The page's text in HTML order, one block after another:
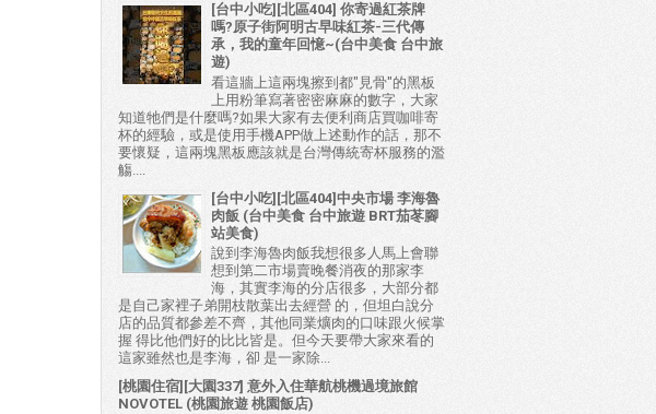
[台中小吃][北區404] 你寄過紅茶牌
嗎?原子街阿明古早味紅茶-三代傳
承，我的童年回憶~(台中美食 台中旅
遊)
看這牆上這兩塊擦到都"見骨"的黑板
上用粉筆寫著密密麻麻的數字，大家
知道牠們是什麼嗎?如果大家有去便利商店買咖啡寄
杯的經驗，或是使用手機APP做上述動作的話，那不
要懷疑，這兩塊黑板應該就是台灣傳統寄杯服務的濫
觴....
[台中小吃][北區404]中央市場 李海魯
肉飯 (台中美食 台中旅遊 BRT茄苳腳
站美食)
說到李海魯肉飯我想很多人馬上會聯
想到第二市場賣晚餐消夜的那家李
海，其實李海的分店很多，大部分都
是自己家裡子弟開枝散葉出去經營 的，但坦白說分
店的品質都參差不齊，其他同業爌肉的口味跟火候掌
握 得比他們好的比比皆是。但今天要帶大家來看的
這家雖然也是李海，卻 是一家除...
[桃園住宿][大園337] 意外入住華航桃機過境旅館
NOVOTEL (桃園旅遊 桃園飯店)